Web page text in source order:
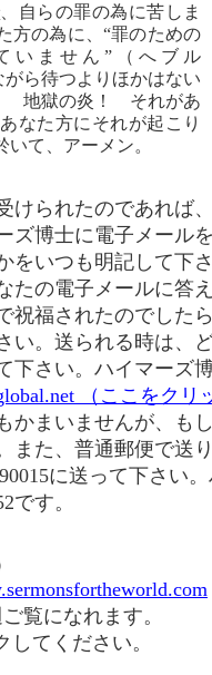
、自らの罪の為に苦しま
の為に、“罪のための
いません”（へブル
ら待つよりほかはない
地獄の炎！ それがあ
なた方にそれが起こり
て、アーメン。
けられたのであれば
ズ博士に電子メール
をいつも明記して下
たの電子メールに答
祝福されたのでした
い。送られる時は、
下さい。ハイマーズ
（ここをクリ
かまいませんが、も
また、普通郵便で送
に送って下さい
です。
覧になれます。
してください。